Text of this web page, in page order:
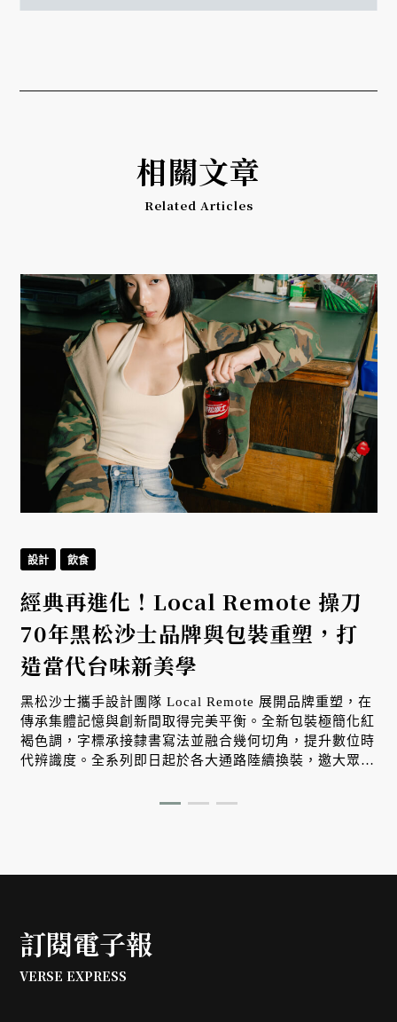
相關文章
Related Articles
設計 飲食
經典再進化！Local Remote 操刀
70年黑松沙士品牌與包裝重塑，打
造當代台味新美學
黑松沙士攜手設計團隊 Local Remote 展開品牌重塑，在
傳承集體記憶與創新間取得完美平衡。全新包裝極簡化紅
褐色調，字標承接隸書寫法並融合幾何切角，提升數位時
代辨識度。全系列即日起於各大通路陸續換裝，邀大眾感
訂閱電子報
VERSE EXPRESS